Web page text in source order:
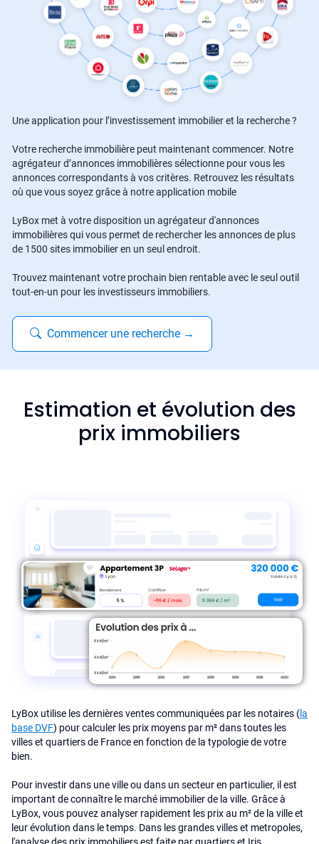
Une application pour l’investissement immobilier et la recherche ?
Votre recherche immobilière peut maintenant commencer. Notre
agrégateur d’annonces immobilières sélectionne pour vous les
annonces correspondants à vos critères. Retrouvez les résultats
où que vous soyez grâce à notre application mobile
LyBox met à votre disposition un agrégateur d'annonces
immobilières qui vous permet de rechercher les annonces de plus
de 1500 sites immobilier en un seul endroit.
Trouvez maintenant votre prochain bien rentable avec le seul outil
tout-en-un pour les investisseurs immobiliers.
Commencer une recherche →
Estimation et évolution des
prix immobiliers
LyBox utilise les dernières ventes communiquées par les notaires (la
base DVF) pour calculer les prix moyens par m² dans toutes les
villes et quartiers de France en fonction de la typologie de votre
bien.
Pour investir dans une ville ou dans un secteur en particulier, il est
important de connaître le marché immobilier de la ville. Grâce à
LyBox, vous pouvez analyser rapidement les prix au m² de la ville et
leur évolution dans le temps. Dans les grandes villes et metropoles,
l'analyse des prix immobiliers est faite par quartiers et Iris.